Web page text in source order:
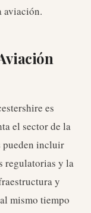
aviación.
es
el sector de la
pueden incluir
regulatorias y la
y
mismo tiempo